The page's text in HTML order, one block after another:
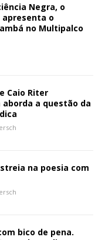
Negra, o
apresenta o
no Multipalco
Caio Riter
aborda a questão da
na poesia com
bico de pena.